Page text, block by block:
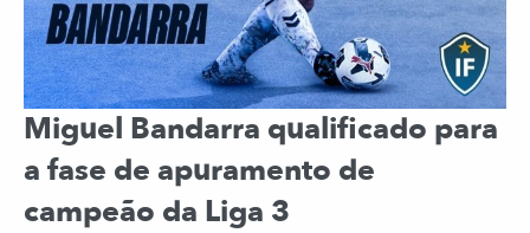
Miguel Bandarra qualificado para
a fase de apuramento de
campeão da Liga 3